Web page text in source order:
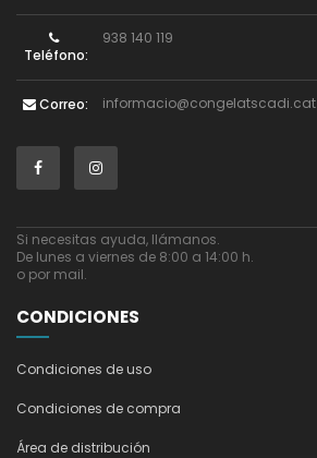
CONDICIONES
Condiciones de uso
Condiciones de compra
Área de distribución
Teléfono:
938 140 119
Correo: informacio@congelatscadi.cat
Si necesitas ayuda, llámanos.
De lunes a viernes de 8:00 a 14:00 h.
o por mail.